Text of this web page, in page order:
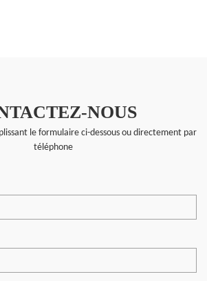
NOUS
le formulaire ci-dessous ou directement par
téléphone